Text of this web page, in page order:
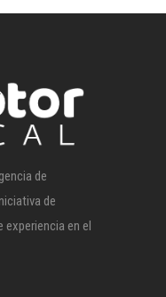
de
de
experiencia en el